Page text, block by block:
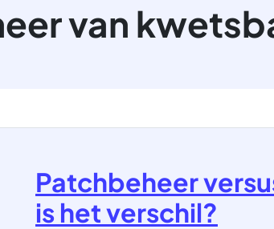
van
Patchbeheer
is het verschil?